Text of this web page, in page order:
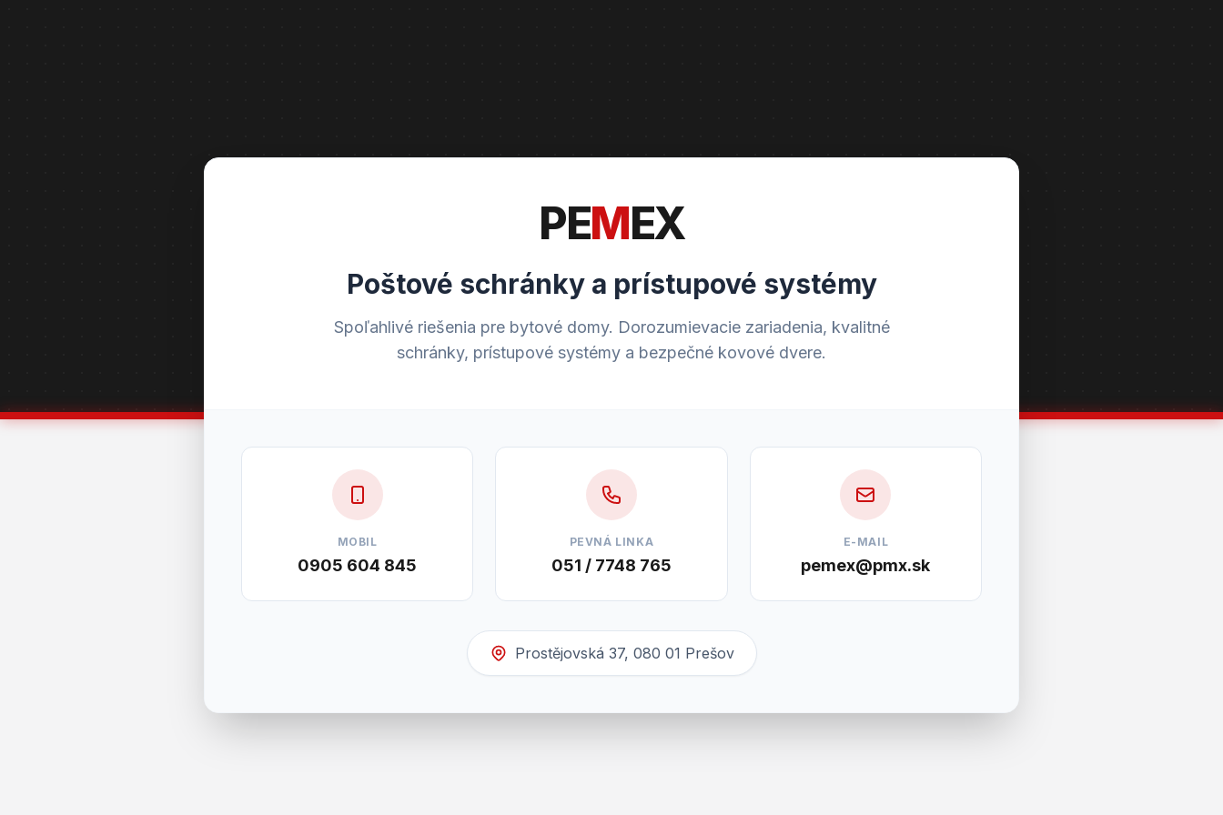
PEMEX
Poštové schránky a prístupové systémy
Spoľahlivé riešenia pre bytové domy. Dorozumievacie zariadenia, kvalitné
schránky, prístupové systémy a bezpečné kovové dvere.
MOBIL
0905 604 845
PEVNÁ LINKA
051 / 7748 765
E-MAIL
pemex@pmx.sk
Prostějovská 37, 080 01 Prešov